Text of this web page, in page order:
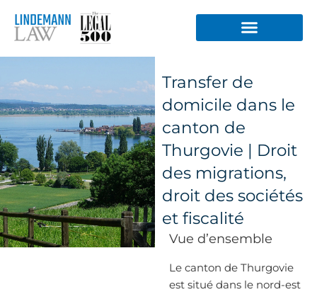
contenu
Transfer de
domicile dans le
canton de
Thurgovie | Droit
des migrations,
droit des sociétés
et fiscalité
Vue d’ensemble
Le canton de Thurgovie
est situé dans le nord-est